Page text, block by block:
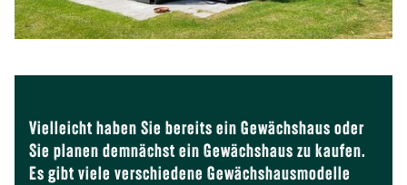
Vielleicht haben Sie bereits ein Gewächshaus oder
Sie planen demnächst ein Gewächshaus zu kaufen.
Es gibt viele verschiedene Gewächshausmodelle